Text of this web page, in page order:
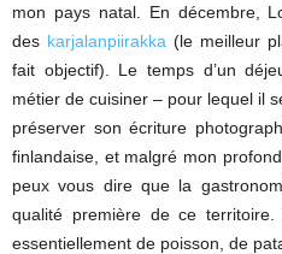
mon pays natal. En décembre,
des karjalanpiirakka (le meilleur
fait objectif). Le temps d’un
métier de cuisiner – pour lequel il
préserver son écriture
finlandaise, et malgré mon
peux vous dire que la
qualité première de ce
essentiellement de poisson, de